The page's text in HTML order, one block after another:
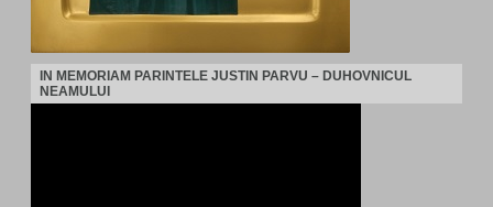
IN MEMORIAM PARINTELE JUSTIN PARVU – DUHOVNICUL
NEAMULUI